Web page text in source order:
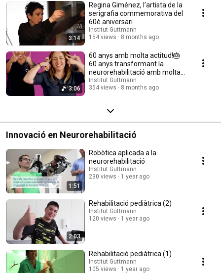
3:14
Regina Giménez, l’artista de la
serigrafia commemorativa del
60è aniversari
Institut Guttmann
154 views
8 months ago
3:06
60 anys amb molta actitud!🎂
60 anys transformant la
neurorehabilitació amb molta
actitud!
Institut Guttmann
354 views
8 months ago
Innovació en Neurorehabilitació
1:51
Robòtica aplicada a la
neurorehabilitació
Institut Guttmann
230 views
1 year ago
2:03
Rehabilitació pediàtrica (2)
Institut Guttmann
120 views
1 year ago
Rehabilitació pediàtrica (1)
Institut Guttmann
105 views
1 year ago